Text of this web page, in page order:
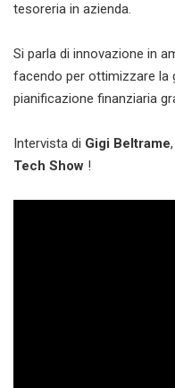
tesoreria in azienda.
Si parla di innovazione in
facendo per ottimizzare la
pianificazione finanziaria
Intervista di Gigi Beltrame
Tech Show !